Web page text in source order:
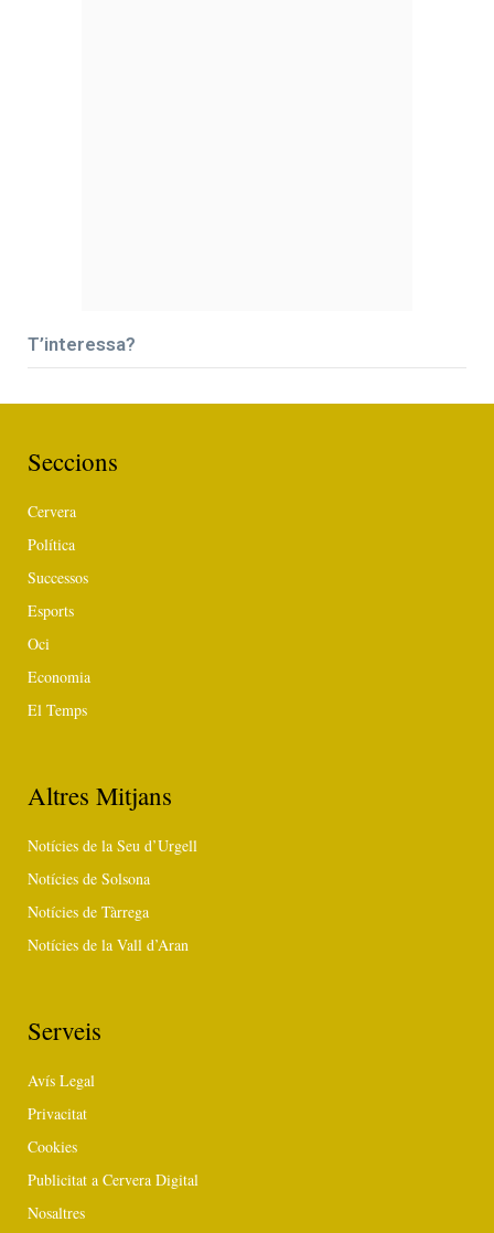
T’interessa?
Seccions
Cervera
Política
Successos
Esports
Oci
Economia
El Temps
Altres Mitjans
Notícies de la Seu d’Urgell
Notícies de Solsona
Notícies de Tàrrega
Notícies de la Vall d’Aran
Serveis
Avís Legal
Privacitat
Cookies
Publicitat a Cervera Digital
Nosaltres